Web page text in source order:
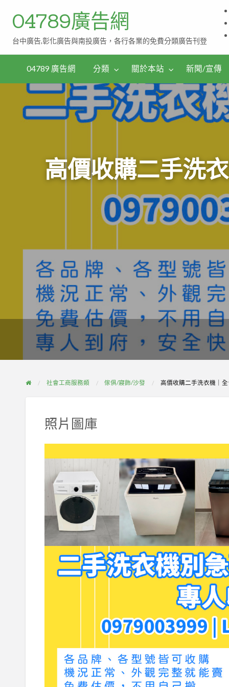
伴
手
禮
04789廣告網
台中廣告,彰化廣告與南投廣告，各行各業的免費分類廣告刊登
04789 廣告網 分類 關於本站 新聞/宣傳
高價收購二手洗
社會工商服務類 傢俱/寢飾/沙發 高價收購二手洗衣機｜
照片圖庫